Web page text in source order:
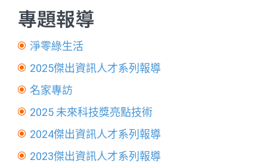
專題報導
淨零綠生活
2025傑出資訊人才系列報導
名家專訪
2025 未來科技獎亮點技術
2024傑出資訊人才系列報導
2023傑出資訊人才系列報導